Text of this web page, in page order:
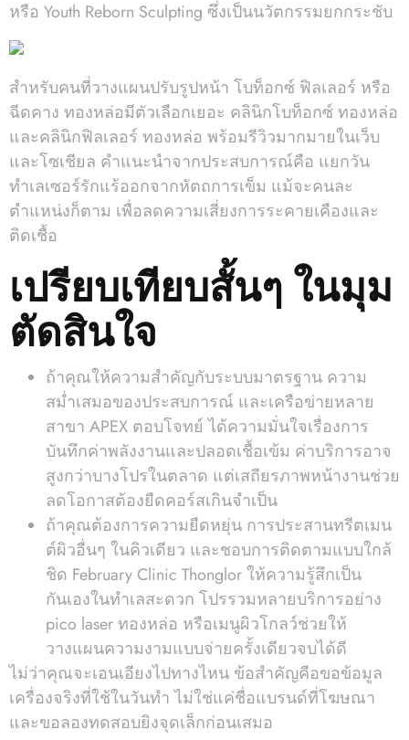
หรือ Youth Reborn Sculpting ซึ่งเป็นนวัตกรรมยกกระชับ
สำหรับคนที่วางแผนปรับรูปหน้า โบท็อกซ์ ฟิลเลอร์ หรือ
ฉีดคาง ทองหล่อมีตัวเลือกเยอะ คลินิกโบท็อกซ์ ทองหล่อ
และคลินิกฟิลเลอร์ ทองหล่อ พร้อมรีวิวมากมายในเว็บ
และโซเชียล คำแนะนำจากประสบการณ์คือ แยกวัน
ทำเลเซอร์รักแร้ออกจากหัตถการเข็ม แม้จะคนละ
ตำแหน่งก็ตาม เพื่อลดความเสี่ยงการระคายเคืองและ
ติดเชื้อ
เปรียบเทียบสั้นๆ ในมุม
ตัดสินใจ
ถ้าคุณให้ความสำคัญกับระบบมาตรฐาน ความ
สม่ำเสมอของประสบการณ์ และเครือข่ายหลาย
สาขา APEX ตอบโจทย์ ได้ความมั่นใจเรื่องการ
บันทึกค่าพลังงานและปลอดเชื้อเข้ม ค่าบริการอาจ
สูงกว่าบางโปรในตลาด แต่เสถียรภาพหน้างานช่วย
ลดโอกาสต้องยืดคอร์สเกินจำเป็น
ถ้าคุณต้องการความยืดหยุ่น การประสานทรีตเมน
ต์ผิวอื่นๆ ในคิวเดียว และชอบการติดตามแบบใกล้
ชิด February Clinic Thonglor ให้ความรู้สึกเป็น
กันเองในทำเลสะดวก โปรรวมหลายบริการอย่าง
pico laser ทองหล่อ หรือเมนูผิวโกลว์ช่วยให้
วางแผนความงามแบบจ่ายครั้งเดียวจบได้ดี
ไม่ว่าคุณจะเอนเอียงไปทางไหน ข้อสำคัญคือขอข้อมูล
เครื่องจริงที่ใช้ในวันทำ ไม่ใช่แค่ชื่อแบรนด์ที่โฆษณา
และขอลองทดสอบยิงจุดเล็กก่อนเสมอ